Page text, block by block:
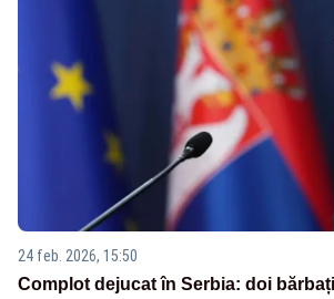
24 feb. 2026, 15:50
Complot dejucat în Serbia: doi